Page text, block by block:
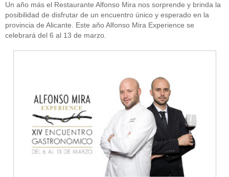
Un año más el Restaurante Alfonso Mira nos sorprende y brinda la
posibilidad de disfrutar de un encuentro único y esperado en la
provincia de Alicante. Este año Alfonso Mira Experience se
celebrará del 6 al 13 de marzo.